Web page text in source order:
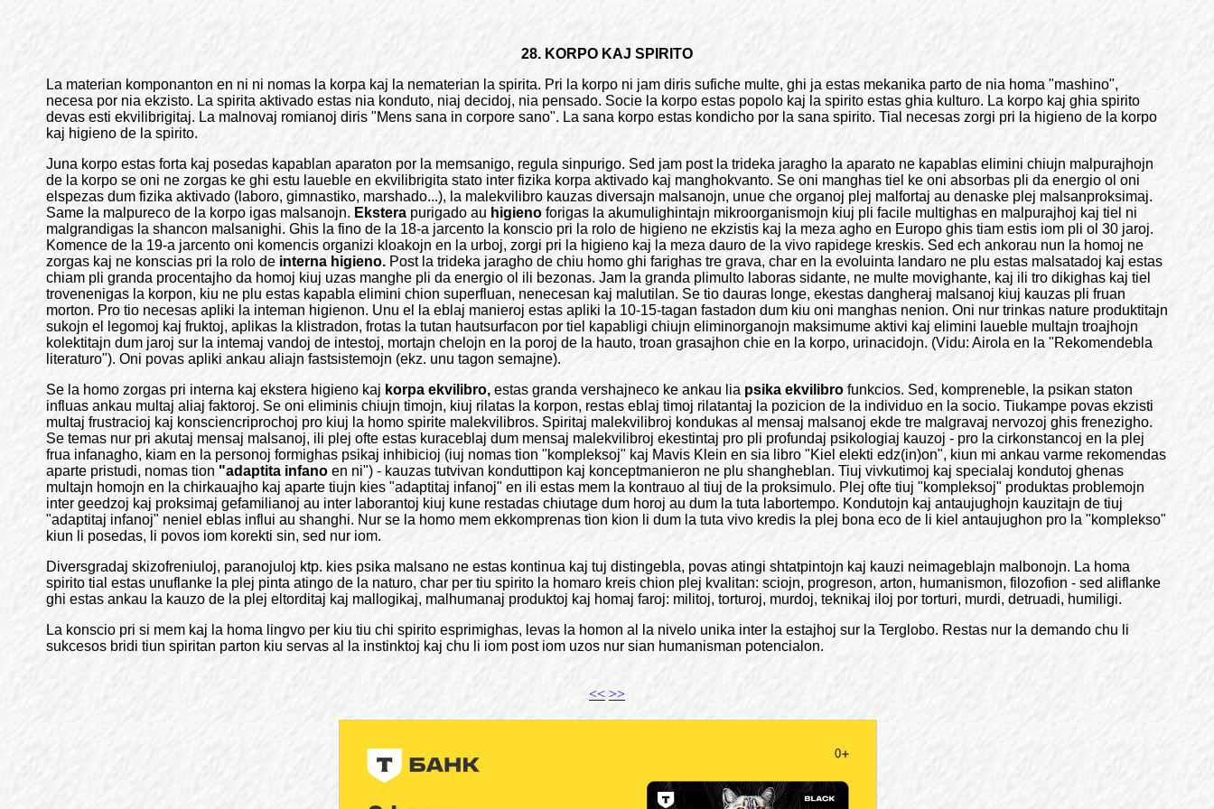
28. KORPO KAJ SPIRITO
La materian komponanton en ni ni nomas la korpa kaj la nematerian la spirita. Pri la korpo ni jam diris sufiche multe, ghi ja estas mekanika parto de nia homa "mashino",
necesa por nia ekzisto. La spirita aktivado estas nia konduto, niaj decidoj, nia pensado. Socie la korpo estas popolo kaj la spirito estas ghia kulturo. La korpo kaj ghia spirito
devas esti ekvilibrigitaj. La malnovaj romianoj diris "Mens sana in corpore sano". La sana korpo estas kondicho por la sana spirito. Tial necesas zorgi pri la higieno de la korpo
kaj higieno de la spirito.
Juna korpo estas forta kaj posedas kapablan aparaton por la memsanigo, regula sinpurigo. Sed jam post la trideka jaragho la aparato ne kapablas elimini chiujn malpurajhojn
de la korpo se oni ne zorgas ke ghi estu laueble en ekvilibrigita stato inter fizika korpa aktivado kaj manghokvanto. Se oni manghas tiel ke oni absorbas pli da energio ol oni
elspezas dum fizika aktivado (laboro, gimnastiko, marshado...), la malekvilibro kauzas diversajn malsanojn, unue che organoj plej malfortaj au denaske plej malsanproksimaj.
Same la malpureco de la korpo igas malsanojn. Ekstera purigado au higieno forigas la akumulighintajn mikroorganismojn kiuj pli facile multighas en malpurajhoj kaj tiel ni
malgrandigas la shancon malsanighi. Ghis la fino de la 18-a jarcento la konscio pri la rolo de higieno ne ekzistis kaj la meza agho en Europo ghis tiam estis iom pli ol 30 jaroj.
Komence de la 19-a jarcento oni komencis organizi kloakojn en la urboj, zorgi pri la higieno kaj la meza dauro de la vivo rapidege kreskis. Sed ech ankorau nun la homoj ne
zorgas kaj ne konscias pri la rolo de interna higieno. Post la trideka jaragho de chiu homo ghi farighas tre grava, char en la evoluinta landaro ne plu estas malsatadoj kaj estas
chiam pli granda procentajho da homoj kiuj uzas manghe pli da energio ol ili bezonas. Jam la granda plimulto laboras sidante, ne multe movighante, kaj ili tro dikighas kaj tiel
trovenenigas la korpon, kiu ne plu estas kapabla elimini chion superfluan, nenecesan kaj malutilan. Se tio dauras longe, ekestas dangheraj malsanoj kiuj kauzas pli fruan
morton. Pro tio necesas apliki la inteman higienon. Unu el la eblaj manieroj estas apliki la 10-15-tagan fastadon dum kiu oni manghas nenion. Oni nur trinkas nature produktitajn
sukojn el legomoj kaj fruktoj, aplikas la klistradon, frotas la tutan hautsurfacon por tiel kapabligi chiujn eliminorganojn maksimume aktivi kaj elimini laueble multajn troajhojn
kolektitajn dum jaroj sur la intemaj vandoj de intestoj, mortajn chelojn en la poroj de la hauto, troan grasajhon chie en la korpo, urinacidojn. (Vidu: Airola en la "Rekomendebla
literaturo"). Oni povas apliki ankau aliajn fastsistemojn (ekz. unu tagon semajne).
Se la homo zorgas pri interna kaj ekstera higieno kaj korpa ekvilibro, estas granda vershajneco ke ankau lia psika ekvilibro funkcios. Sed, kompreneble, la psikan staton
influas ankau multaj aliaj faktoroj. Se oni eliminis chiujn timojn, kiuj rilatas la korpon, restas eblaj timoj rilatantaj la pozicion de la individuo en la socio. Tiukampe povas ekzisti
multaj frustracioj kaj konsciencriprochoj pro kiuj la homo spirite malekvilibros. Spiritaj malekvilibroj kondukas al mensaj malsanoj ekde tre malgravaj nervozoj ghis frenezigho.
Se temas nur pri akutaj mensaj malsanoj, ili plej ofte estas kuraceblaj dum mensaj malekvilibroj ekestintaj pro pli profundaj psikologiaj kauzoj - pro la cirkonstancoj en la plej
frua infanagho, kiam en la personoj formighas psikaj inhibicioj (iuj nomas tion "kompleksoj" kaj Mavis Klein en sia libro "Kiel elekti edz(in)on", kiun mi ankau varme rekomendas
aparte pristudi, nomas tion "adaptita infano en ni") - kauzas tutvivan konduttipon kaj konceptmanieron ne plu shangheblan. Tiuj vivkutimoj kaj specialaj kondutoj ghenas
multajn homojn en la chirkauajho kaj aparte tiujn kies "adaptitaj infanoj" en ili estas mem la kontrauo al tiuj de la proksimulo. Plej ofte tiuj "kompleksoj" produktas problemojn
inter geedzoj kaj proksimaj gefamilianoj au inter laborantoj kiuj kune restadas chiutage dum horoj au dum la tuta labortempo. Kondutojn kaj antaujughojn kauzitajn de tiuj
"adaptitaj infanoj" neniel eblas influi au shanghi. Nur se la homo mem ekkomprenas tion kion li dum la tuta vivo kredis la plej bona eco de li kiel antaujughon pro la "komplekso"
kiun li posedas, li povos iom korekti sin, sed nur iom.
Diversgradaj skizofreniuloj, paranojuloj ktp. kies psika malsano ne estas kontinua kaj tuj distingebla, povas atingi shtatpintojn kaj kauzi neimageblajn malbonojn. La homa
spirito tial estas unuflanke la plej pinta atingo de la naturo, char per tiu spirito la homaro kreis chion plej kvalitan: sciojn, progreson, arton, humanismon, filozofion - sed aliflanke
ghi estas ankau la kauzo de la plej eltorditaj kaj mallogikaj, malhumanaj produktoj kaj homaj faroj: militoj, torturoj, murdoj, teknikaj iloj por torturi, murdi, detruadi, humiligi.
La konscio pri si mem kaj la homa lingvo per kiu tiu chi spirito esprimighas, levas la homon al la nivelo unika inter la estajhoj sur la Terglobo. Restas nur la demando chu li
sukcesos bridi tiun spiritan parton kiu servas al la instinktoj kaj chu li iom post iom uzos nur sian humanisman potencialon.
<< >>